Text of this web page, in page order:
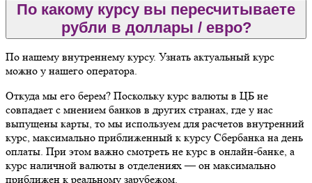
По какому курсу вы пересчитываете
рубли в доллары / евро?
По нашему внутреннему курсу. Узнать актуальный курс
можно у нашего оператора.
Откуда мы его берем? Поскольку курс валюты в ЦБ не
совпадает с мнением банков в других странах, где у нас
выпущены карты, то мы используем для расчетов внутренний
курс, максимально приближенный к курсу Сбербанка на день
оплаты. При этом важно смотреть не курс в онлайн-банке, а
курс наличной валюты в отделениях — он максимально
приближен к реальному зарубежом.